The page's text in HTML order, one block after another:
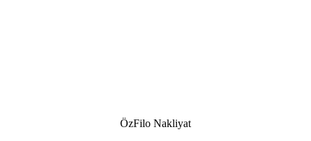
ÖzFilo Nakliyat